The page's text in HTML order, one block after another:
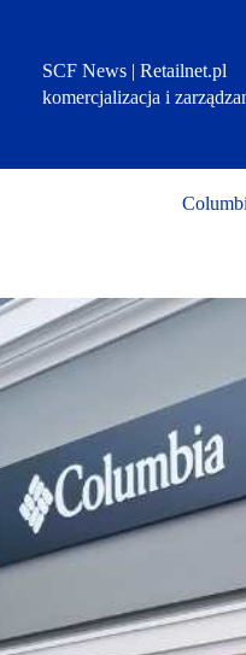
SCF News | Retailnet.pl
komercjalizacja i